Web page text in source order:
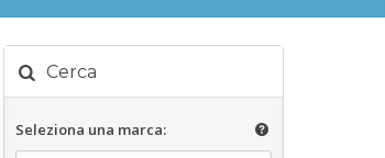
Cerca
Seleziona una marca: